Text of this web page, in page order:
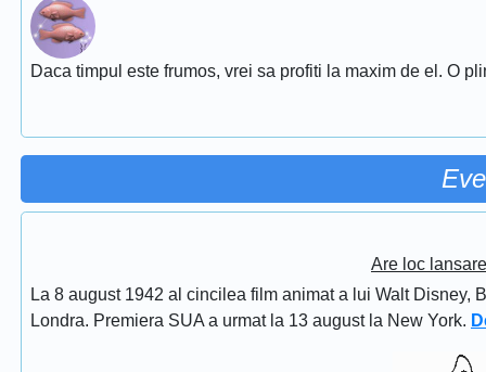
Daca timpul este frumos, vrei sa profiti la maxim de el. O
Are loc
La 8 august 1942 al cincilea film animat a lui Walt
Londra. Premiera SUA a urmat la 13 august la New York.